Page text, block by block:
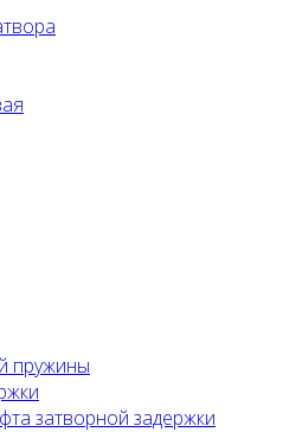
пружины
затворной задержки